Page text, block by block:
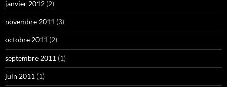
janvier 2012 (2)
novembre 2011 (3)
octobre 2011 (2)
septembre 2011 (1)
juin 2011 (1)